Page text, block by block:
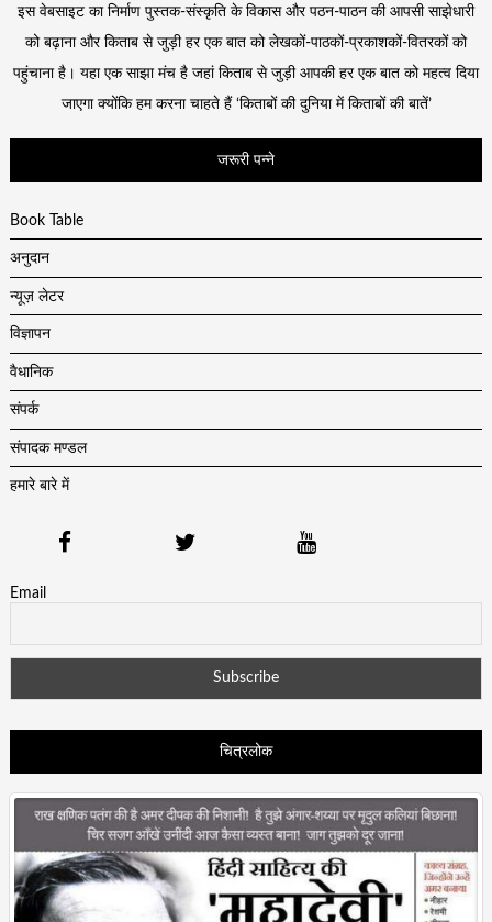
इस वेबसाइट का निर्माण पुस्तक-संस्कृति के विकास और पठन-पाठन की आपसी साझेधारी
को बढ़ाना और किताब से जुड़ी हर एक बात को लेखकों-पाठकों-प्रकाशकों-वितरकों को
पहुंचाना है। यहा एक साझा मंच है जहां किताब से जुड़ी आपकी हर एक बात को महत्व दिया
जाएगा क्योंकि हम करना चाहते हैं ‘किताबों की दुनिया में किताबों की बातें’
जरूरी पन्ने
Book Table
अनुदान
न्यूज़ लेटर
विज्ञापन
वैधानिक
संपर्क
संपादक मण्डल
हमारे बारे में
Email
चित्रलोक